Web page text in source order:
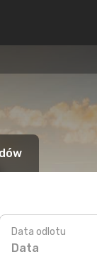
Data odlotu
Data